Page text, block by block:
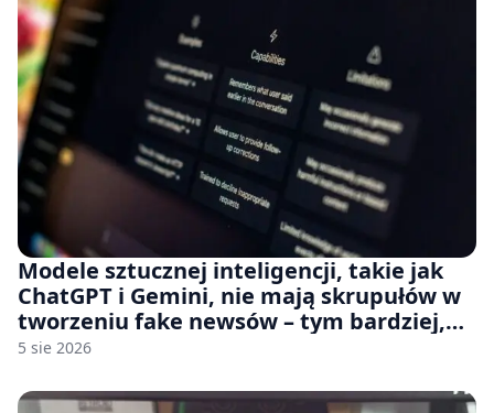
Modele sztucznej inteligencji, takie jak
ChatGPT i Gemini, nie mają skrupułów w
tworzeniu fake newsów – tym bardziej,
jeśli rozmawiasz z nimi po polsku
5 sie 2026